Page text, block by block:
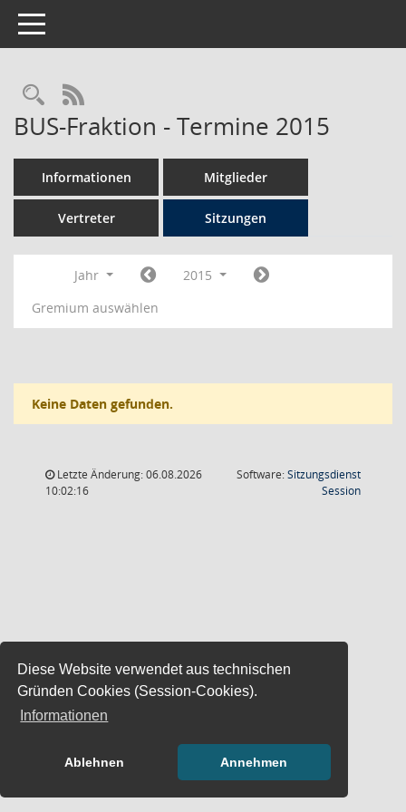
Diese Website verwendet aus technischen
Gründen Cookies (Session-Cookies).
Informationen
Ablehnen Annehmen
Toggle navigation
Rechercheauswahl
RSS-Feed
BUS-Fraktion - Termine 2015
Informationen Mitglieder
Vertreter Sitzungen
Jahr
2015
Gremium auswählen
Keine Daten gefunden.
Letzte Änderung: 06.08.2026
10:02:16
Software:Sitzungsdienst
Session(Wird in